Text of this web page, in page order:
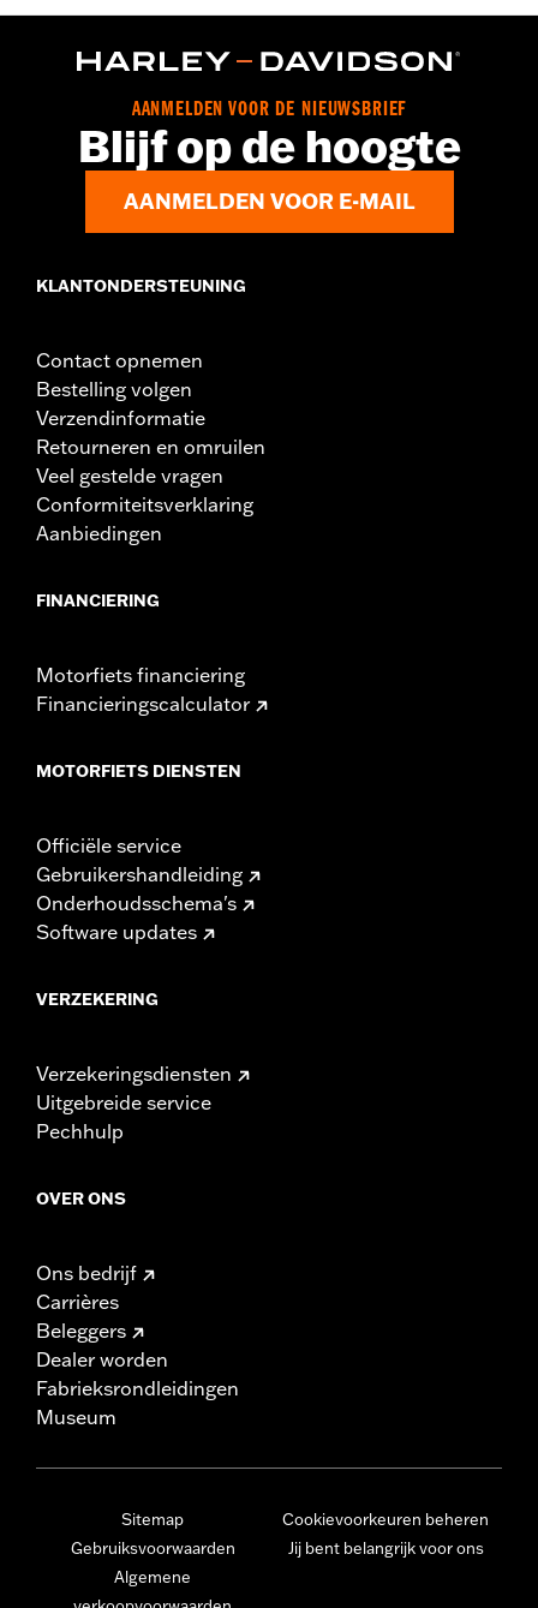
AANMELDEN VOOR DE NIEUWSBRIEF
Blijf op de hoogte
AANMELDEN VOOR E-MAIL
KLANTONDERSTEUNING
Contact opnemen
Bestelling volgen
Verzendinformatie
Retourneren en omruilen
Veel gestelde vragen
Conformiteitsverklaring
Aanbiedingen
FINANCIERING
Motorfiets financiering
Financieringscalculator
MOTORFIETS DIENSTEN
Officiële service
Gebruikershandleiding
Onderhoudsschema's
Software updates
VERZEKERING
Verzekeringsdiensten
Uitgebreide service
Pechhulp
OVER ONS
Ons bedrijf
Carrières
Beleggers
Dealer worden
Fabrieksrondleidingen
Museum
Sitemap
Gebruiksvoorwaarden
Algemene
Cookievoorkeuren beheren
Jij bent belangrijk voor ons